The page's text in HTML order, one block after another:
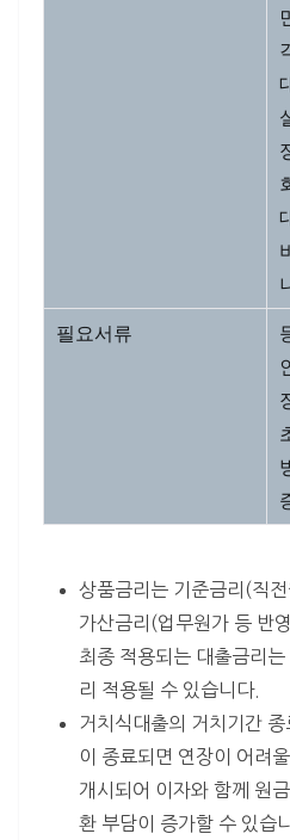
필요서류
상품금리는 기준금리(직
가산금리(업무원가 등 반
최종 적용되는 대출금리
리 적용될 수 있습니다.
거치식대출의 거치기간
이 종료되면 연장이 어려
개시되어 이자와 함께 원
환 부담이 증가할 수 있습